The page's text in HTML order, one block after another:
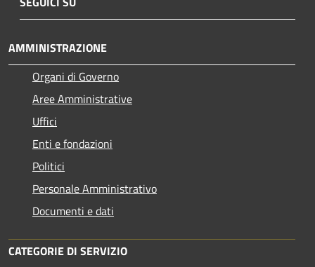
AMMINISTRAZIONE
Organi di Governo
Aree Amministrative
Uffici
Enti e fondazioni
Politici
Personale Amministrativo
Documenti e dati
CATEGORIE DI SERVIZIO